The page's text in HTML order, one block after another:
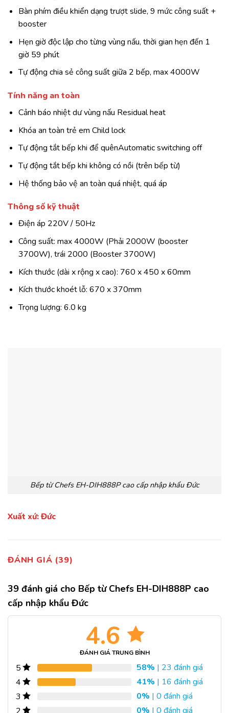
Bàn phím điều khiển dạng trượt slide, 9 mức công suất +
booster
Hẹn giờ độc lập cho từng vùng nấu, thời gian hẹn đến 1
giờ 59 phút
Tự động chia sẻ công suất giữa 2 bếp, max 4000W
Tính năng an toàn
Cảnh báo nhiệt dư vùng nấu Residual heat
Khóa an toàn trẻ em Child lock
Tự động tắt bếp khi để quênAutomatic switching off
Tự động tắt bếp khi không có nồi (trên bếp từ)
Hệ thống bảo vệ an toàn quá nhiệt, quá áp
Thông số kỹ thuật
Điện áp 220V / 50Hz
Công suất: max 4000W (Phải 2000W (booster
3700W), trái 2000 (Booster 3700W)
Kích thước (dài x rộng x cao): 760 x 450 x 60mm
Kích thước khoét lỗ: 670 x 370mm
Trọng lượng: 6.0 kg
Bếp từ Chefs EH-DIH888P cao cấp nhập khẩu Đức
Xuất xứ: Đức
ĐÁNH GIÁ (39)
39 đánh giá cho Bếp từ Chefs EH-DIH888P cao
cấp nhập khẩu Đức
4.6
ĐÁNH GIÁ TRUNG BÌNH
5 58% | 23 đánh giá
4
41% | 16 đánh giá
3
0% | 0 đánh giá
0% | 0 đánh giá